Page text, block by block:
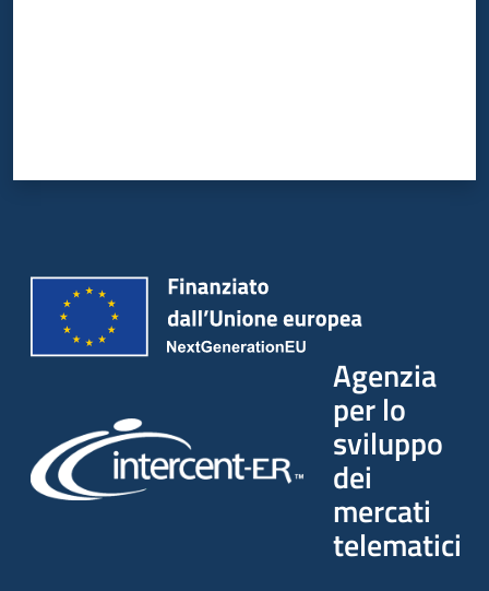
Agenzia
per lo
sviluppo
dei
mercati
telematici